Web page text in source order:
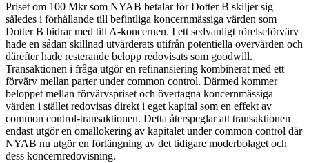
Priset om 100 Mkr som NYAB betalar för Dotter B skiljer sig
således i förhållande till befintliga koncernmässiga värden som
Dotter B bidrar med till A-koncernen. I ett sedvanligt rörelseförvärv
hade en sådan skillnad utvärderats utifrån potentiella övervärden och
därefter hade resterande belopp redovisats som goodwill.
Transaktionen i fråga utgör en refinansiering kombinerat med ett
förvärv mellan parter under common control. Därmed kommer
beloppet mellan förvärvspriset och övertagna koncernmässiga
värden i stället redovisas direkt i eget kapital som en effekt av
common control-transaktionen. Detta återspeglar att transaktionen
endast utgör en omallokering av kapitalet under common control där
NYAB nu utgör en förlängning av det tidigare moderbolaget och
dess koncernredovisning.